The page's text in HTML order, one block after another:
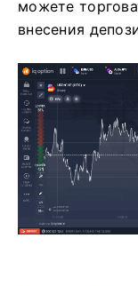
можете
внесения